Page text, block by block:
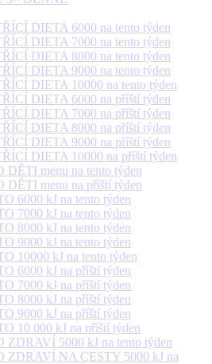
DIETA 6000 na tento týden
DIETA 7000 na tento týden
DIETA 8000 na tento týden
DIETA 9000 na tento týden
DIETA 10000 na tento týden
DIETA 6000 na příští týden
DIETA 7000 na příští týden
DIETA 8000 na příští týden
DIETA 9000 na příští týden
DIETA 10000 na příští týden
DĚTI menu na tento týden
DĚTI menu na příští týden
6000 kJ na tento týden
7000 kJ na tento týden
8000 kJ na tento týden
9000 kJ na tento týden
10000 kJ na tento týden
6000 kJ na příští týden
7000 kJ na příští týden
8000 kJ na příští týden
9000 kJ na příští týden
10 000 kJ na příští týden
ZDRAVÍ 5000 kJ na tento týden
ZDRAVÍ NA CESTY 5000 kJ na